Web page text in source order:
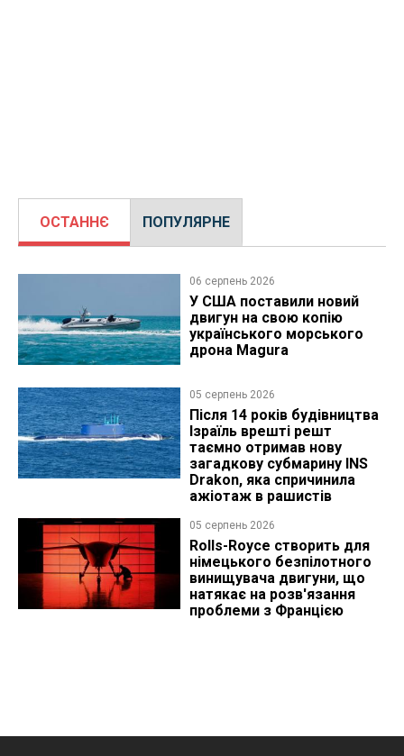
ОСТАННЄ ПОПУЛЯРНЕ
06 серпень 2026
У США поставили новий
двигун на свою копію
українського морського
дрона Magura
05 серпень 2026
Після 14 років будівництва
Ізраїль врешті решт
таємно отримав нову
загадкову субмарину INS
Drakon, яка спричинила
ажіотаж в рашистів
05 серпень 2026
Rolls-Royce створить для
німецького безпілотного
винищувача двигуни, що
натякає на розв'язання
проблеми з Францією